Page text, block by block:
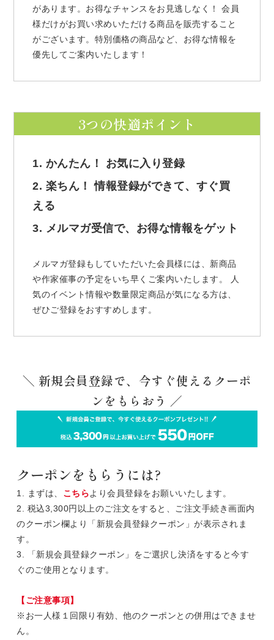
があります。お得なチャンスをお見逃しなく！ 会員
様だけがお買い求めいただける商品を販売すること
がございます。特別価格の商品など、お得な情報を
優先してご案内いたします！
3つの快適ポイント
1. かんたん！ お気に入り登録
2. 楽ちん！ 情報登録ができて、すぐ買
える
3. メルマガ受信で、お得な情報をゲット
メルマガ登録もしていただいた会員様には、新商品
や作家催事の予定をいち早くご案内いたします。 人
気のイベント情報や数量限定商品が気になる方は、
ぜひご登録をおすすめします。
＼ 新規会員登録で、今すぐ使えるクーポ
ンをもらおう ／
クーポンをもらうには?
1. まずは、 こちらより会員登録をお願いいたします。
2. 税込3,300円以上のご注文をすると、ご注文手続き画面内
のクーポン欄より「新規会員登録クーポン」が表示されま
す。
3. 「新規会員登録クーポン」をご選択し決済をすると今す
ぐのご使用となります。
【ご注意事項】
※お一人様１回限り有効、他のクーポンとの併用はできませ
ん。